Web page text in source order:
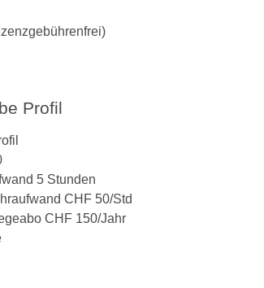
Profil
5 Stunden
CHF 50/Std
CHF 150/Jahr